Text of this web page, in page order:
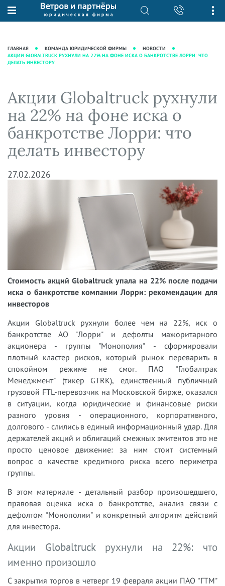
О нас
Рекомендации
Преимущества юридической
фирмы
Кейсы
Вакансии
Юридические услуги
Интеллектуальная собственность
Налоговая практика
Сопровождение бизнеса
Ведение уголовных дел
Защита активов
Ведение дел о банкротстве
База знаний
Журнал "Секреты арбитражной
практики"
Аудиоподкасты
Видеоподкасты
Справочная
Вопросы-ответы
Прямые эфиры
ГЛАВНАЯ КОМАНДА ЮРИДИЧЕСКОЙ ФИРМЫ
НОВОСТИ
АКЦИИ GLOBALTRUCK РУХНУЛИ НА 22% НА ФОНЕ ИСКА О БАНКРОТСТВЕ ЛОРРИ: ЧТО
ДЕЛАТЬ ИНВЕСТОРУ
Акции Globaltruck рухнули
на 22% на фоне иска о
банкротстве Лорри: что
делать инвестору
27.02.2026
Стоимость акций Globaltruck упала на 22% после подачи
иска о банкротстве компании Лорри: рекомендации для
инвесторов
Акции Globaltruck рухнули более чем на 22%, иск о
банкротстве АО "Лорри" и дефолты мажоритарного
акционера - группы "Монополия" - сформировали
плотный кластер рисков, который рынок переварить в
спокойном режиме не смог. ПАО "Глобалтрак
Менеджмент" (тикер GTRK), единственный публичный
грузовой FTL-перевозчик на Московской бирже, оказался
в ситуации, когда юридические и финансовые риски
разного уровня - операционного, корпоративного,
долгового - слились в единый информационный удар. Для
держателей акций и облигаций смежных эмитентов это не
просто ценовое движение: за ним стоит системный
вопрос о качестве кредитного риска всего периметра
группы.
В этом материале - детальный разбор произошедшего,
правовая оценка иска о банкротстве, анализ связи с
дефолтом "Монополии" и конкретный алгоритм действий
для инвестора.
Акции Globaltruck рухнули на 22%: что
именно произошло
С закрытия торгов в четверг 19 февраля акции ПАО "ГТМ"